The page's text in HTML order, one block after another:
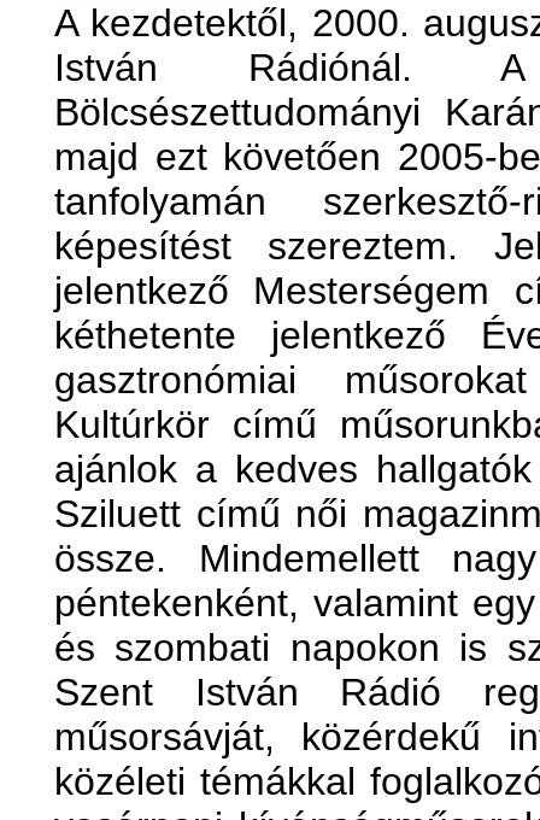
A kezdetektől, 2000.
István Rádiónál.
Bölcsészettudományi
majd ezt követően 2005-
tanfolyamán
képesítést szereztem.
jelentkező Mesterségem
kéthetente jelentkező
gasztronómiai
Kultúrkör című
ajánlok a kedves
Sziluett című női
össze. Mindemellett
péntekenként, valamint
és szombati napokon is
Szent István Rádió
műsorsávját, közérdekű
közéleti témákkal